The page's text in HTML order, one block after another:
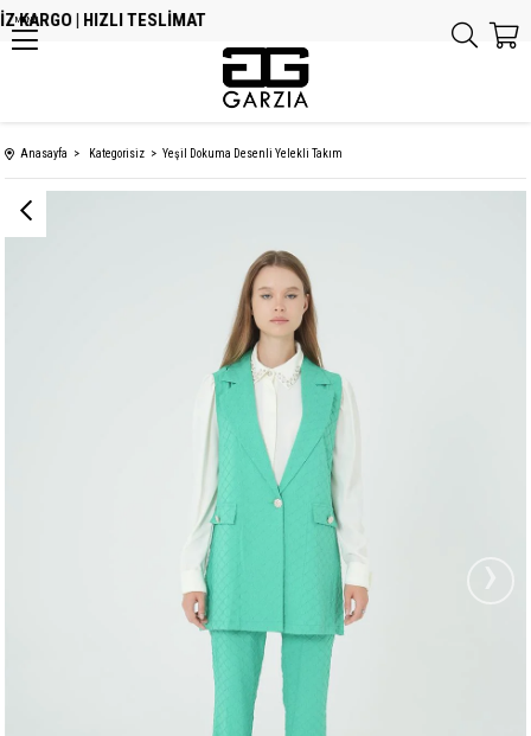
| HIZLI TESLİMAT
MENU
Anasayfa Kategorisiz Yeşil Dokuma Desenli Yelekli Takım
›